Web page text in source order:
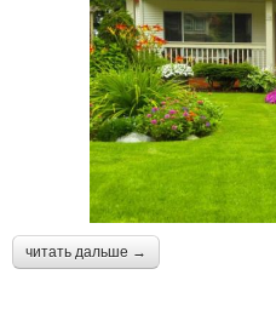
читать дальше →